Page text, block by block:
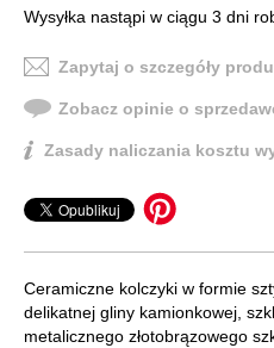
Wysyłka nastąpi w ciągu 3 dni
Zapytaj o szczegóły
Zobacz opinie o
Zasady naliczania kosztu
Ceramiczne kolczyki w formie
delikatnej gliny kamionkowej,
metalicznego złotobrązowego